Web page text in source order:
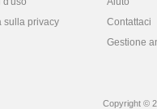
sulla privacy
Contattaci
Gestione
Copyright ©